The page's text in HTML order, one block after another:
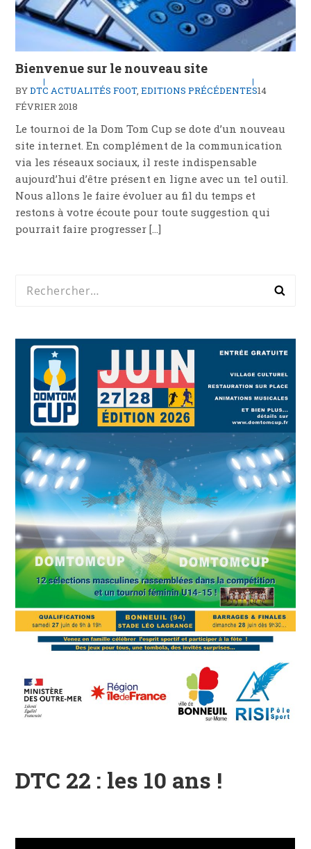
Bienvenue sur le nouveau site
BYDTC ACTUALITÉS FOOT,EDITIONS PRÉCÉDENTES14
FÉVRIER 2018
Le tournoi de la Dom Tom Cup se dote d’un nouveau
site internet. En complément de la communication
via les réseaux sociaux, il reste indispensable
aujourd’hui d’être présent en ligne avec un tel outil.
Nous allons le faire évoluer au fil du temps et
restons à votre écoute pour toute suggestion qui
pourrait faire progresser […]
DTC 22 : les 10 ans !